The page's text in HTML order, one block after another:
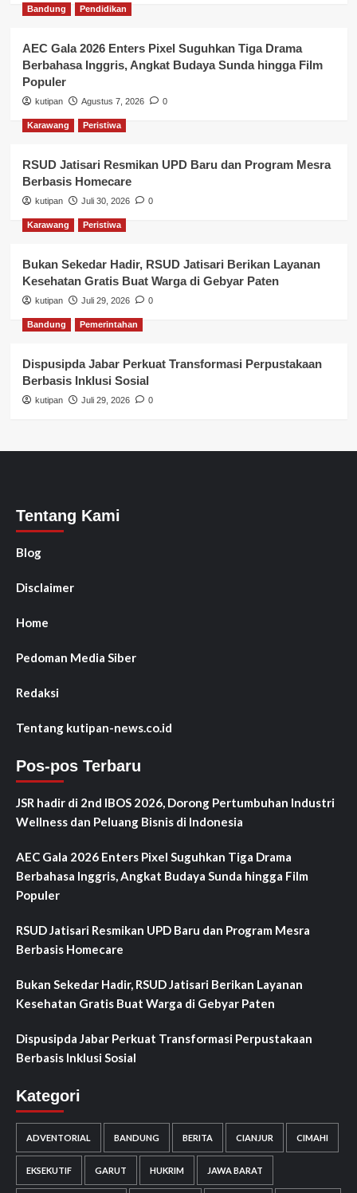
Bandung Pendidikan
AEC Gala 2026 Enters Pixel Suguhkan Tiga Drama
Berbahasa Inggris, Angkat Budaya Sunda hingga Film
Populer
kutipan Agustus 7, 2026 0
Karawang Peristiwa
RSUD Jatisari Resmikan UPD Baru dan Program Mesra
Berbasis Homecare
kutipan Juli 30, 2026 0
Karawang Peristiwa
Bukan Sekedar Hadir, RSUD Jatisari Berikan Layanan
Kesehatan Gratis Buat Warga di Gebyar Paten
kutipan Juli 29, 2026 0
Bandung Pemerintahan
Dispusipda Jabar Perkuat Transformasi Perpustakaan
Berbasis Inklusi Sosial
kutipan Juli 29, 2026 0
Tentang Kami
Blog
Disclaimer
Home
Pedoman Media Siber
Redaksi
Tentang kutipan-news.co.id
Pos-pos Terbaru
JSR hadir di 2nd IBOS 2026, Dorong Pertumbuhan Industri
Wellness dan Peluang Bisnis di Indonesia
AEC Gala 2026 Enters Pixel Suguhkan Tiga Drama
Berbahasa Inggris, Angkat Budaya Sunda hingga Film
Populer
RSUD Jatisari Resmikan UPD Baru dan Program Mesra
Berbasis Homecare
Bukan Sekedar Hadir, RSUD Jatisari Berikan Layanan
Kesehatan Gratis Buat Warga di Gebyar Paten
Dispusipda Jabar Perkuat Transformasi Perpustakaan
Berbasis Inklusi Sosial
Kategori
ADVENTORIAL BANDUNG BERITA CIANJUR CIMAHI
EKSEKUTIF GARUT HUKRIM JAWA BARAT